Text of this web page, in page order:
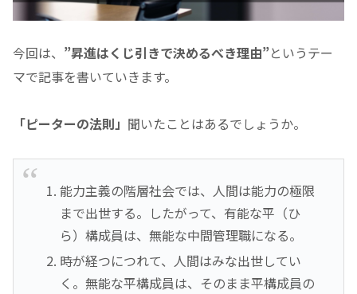
今回は、 ”昇進はくじ引きで決めるべき理由”というテー
マで記事を書いていきます。
「ピーターの法則」 聞いたことはあるでしょうか。
能力主義の階層社会では、人間は能力の極限
まで出世する。したがって、有能な平（ひ
ら）構成員は、無能な中間管理職になる。
時が経つにつれて、人間はみな出世してい
く。無能な平構成員は、そのまま平構成員の